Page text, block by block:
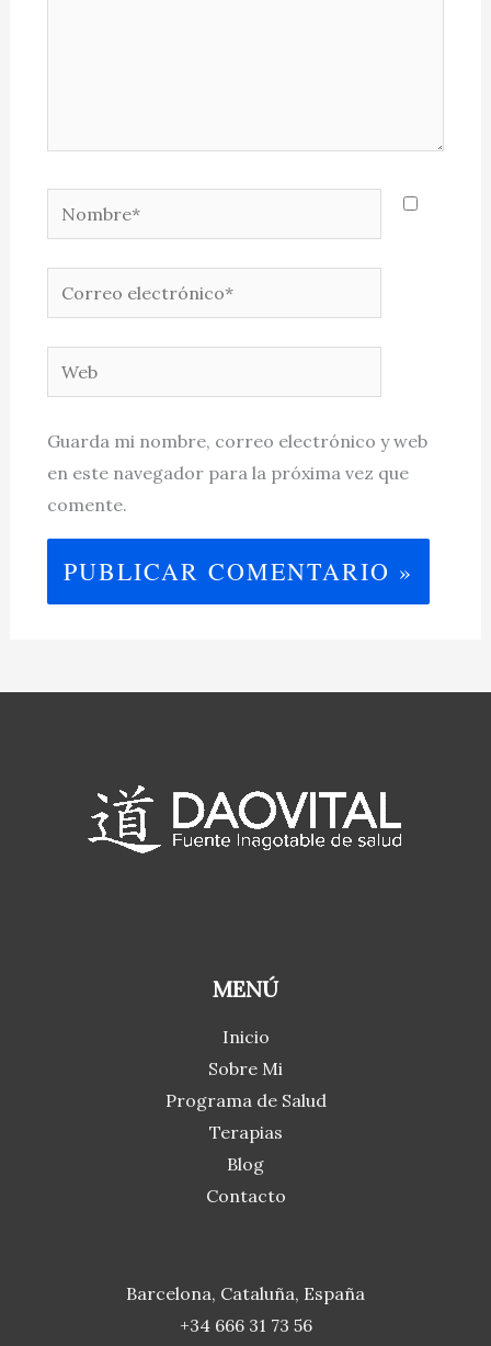
Nombre*
electrónico*
Guarda mi nombre, correo electrónico y web
en este navegador para la próxima vez que
comente.
MENÚ
Inicio
Sobre Mi
Programa de Salud
Terapias
Blog
Contacto
Barcelona, Cataluña, España
+34 666 31 73 56